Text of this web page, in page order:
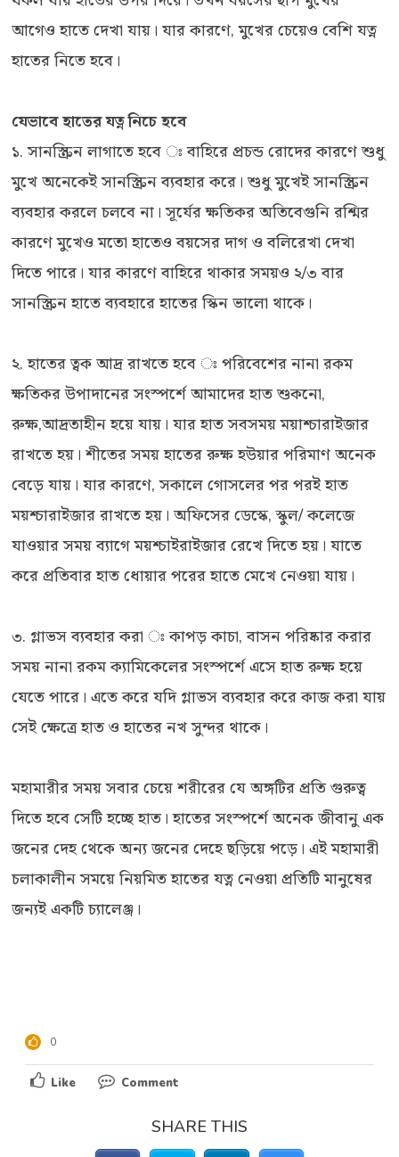
আগেও হাতে দেখা যায়। যার কারণে, মুখের চেয়েও বেশি যত্ন
হাতের নিতে হবে।
যেভাবে হাতের যত্ন নিচে হবে
১. সানস্ক্রিন লাগাতে হবে ঃ বাহিরে প্রচন্ড রোদের কারণে শুধু
মুখে অনেকেই সানস্ক্রিন ব্যবহার করে। শুধু মুখেই সানস্ক্রিন
ব্যবহার করলে চলবে না। সূর্যের ক্ষতিকর অতিবেগুনি রশ্মির
কারণে মুখেও মতো হাতেও বয়সের দাগ ও বলিরেখা দেখা
দিতে পারে। যার কারণে বাহিরে থাকার সময়ও ২/৩ বার
সানস্ক্রিন হাতে ব্যবহারে হাতের স্কিন ভালো থাকে।
২. হাতের ত্বক আদ্র রাখতে হবে ঃ পরিবেশের নানা রকম
ক্ষতিকর উপাদানের সংস্পর্শে আমাদের হাত শুকনো,
রুক্ষ,আদ্রতাহীন হয়ে যায়। যার হাত সবসময় ময়াশ্চারাইজার
রাখতে হয়। শীতের সময় হাতের রুক্ষ হউয়ার পরিমাণ অনেক
বেড়ে যায়। যার কারণে, সকালে গোসলের পর পরই হাত
ময়শ্চারাইজার রাখতে হয়। অফিসের ডেস্কে, স্কুল/ কলেজে
যাওয়ার সময় ব্যাগে ময়শ্চাইরাইজার রেখে দিতে হয়। যাতে
করে প্রতিবার হাত ধোয়ার পরের হাতে মেখে নেওয়া যায়।
৩. গ্লাভস ব্যবহার করা ঃ কাপড় কাচা, বাসন পরিষ্কার করার
সময় নানা রকম ক্যামিকেলের সংস্পর্শে এসে হাত রুক্ষ হয়ে
যেতে পারে। এতে করে যদি গ্লাভস ব্যবহার করে কাজ করা যায়
সেই ক্ষেত্রে হাত ও হাতের নখ সুন্দর থাকে।
মহামারীর সময় সবার চেয়ে শরীরের যে অঙ্গটির প্রতি গুরুত্ব
দিতে হবে সেটি হচ্ছে হাত। হাতের সংস্পর্শে অনেক জীবানু এক
জনের দেহ থেকে অন্য জনের দেহে ছড়িয়ে পড়ে। এই মহামারী
চলাকালীন সময়ে নিয়মিত হাতের যত্ন নেওয়া প্রতিটি মানুষের
জন্যই একটি চ্যালেঞ্জ।
0
Like Comment
SHARE THIS